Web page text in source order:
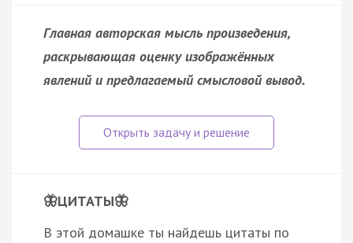
Главная авторская мысль произведения,
раскрывающая оценку изображённых
явлений и предлагаемый смысловой вывод.
🦋ЦИТАТЫ🦋
В этой домашке ты найдешь цитаты по